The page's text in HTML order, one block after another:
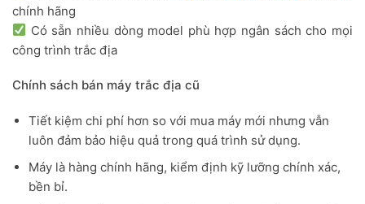
chính hãng
Có sẵn nhiều dòng model phù hợp ngân sách cho mọi
công trình trắc địa
Chính sách bán máy trắc địa cũ
Tiết kiệm chi phí hơn so với mua máy mới nhưng vẫn
luôn đảm bảo hiệu quả trong quá trình sử dụng.
Máy là hàng chính hãng, kiểm định kỹ lưỡng chính xác,
bền bỉ.